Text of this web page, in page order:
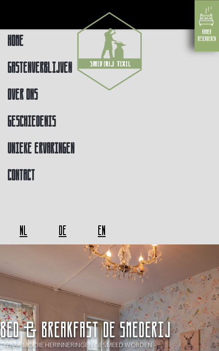
Home
Gastenverblijven
Over ons
Geschiedenis
Unieke ervaringen
Contact
NL DE EN
BED & BREAKFAST De Smederij
- WAAR MOOIE HERINNERINGEN GESMEED WORDEN -